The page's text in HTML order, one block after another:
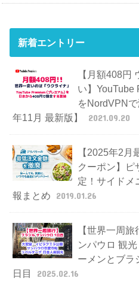
新着エントリー
【月額408円
い】YouTube
をNordVPN
年11月 最新版】
2021.09.20
【2025年2月
クーポン】ピ
定！サイドメ
報まとめ
2019.01.26
【世界一周
ンパウロ 観
ーメンとブラ
日目
2025.02.16